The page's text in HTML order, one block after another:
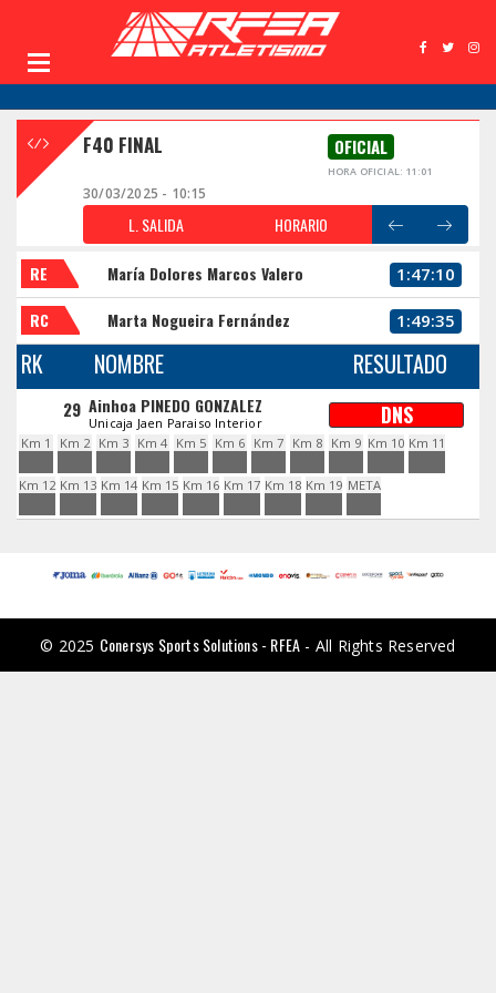
F40 FINAL OFICIAL
HORA OFICIAL: 11:01
30/03/2025 - 10:15
L. SALIDA HORARIO
RE María Dolores Marcos Valero 1:47:10
RC Marta Nogueira Fernández 1:49:35
RK NOMBRE RESULTADO
29 Ainhoa PINEDO GONZALEZ
Unicaja Jaen Paraiso Interior DNS
Km 1 Km 2 Km 3 Km 4 Km 5 Km 6 Km 7 Km 8 Km 9 Km 10 Km 11
Km 12 Km 13 Km 14 Km 15 Km 16 Km 17 Km 18 Km 19 META
© 2025 Conersys Sports Solutions - RFEA - All Rights Reserved